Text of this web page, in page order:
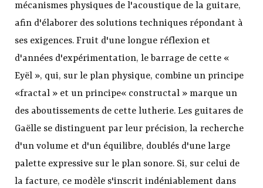
mécanismes physiques de l'acoustique de la guitare,
afin d'élaborer des solutions techniques répondant à
ses exigences. Fruit d'une longue réflexion et
d'années d'expérimentation, le barrage de cette «
Eyël », qui, sur le plan physique, combine un principe
«fractal » et un principe« constructal » marque un
des aboutissements de cette lutherie. Les guitares de
Gaëlle se distinguent par leur précision, la recherche
d'un volume et d'un équilibre, doublés d'une large
palette expressive sur le plan sonore. Si, sur celui de
la facture, ce modèle s'inscrit indéniablement dans